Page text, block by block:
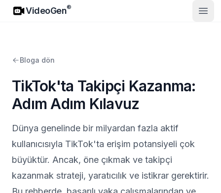
VideoGen
VideoGen®
Ana
Bloga dön
TikTok'ta Takipçi Kazanma:
Adım Adım Kılavuz
Dünya genelinde bir milyardan fazla aktif
kullanıcısıyla TikTok'ta erişim potansiyeli çok
büyüktür. Ancak, öne çıkmak ve takipçi
kazanmak strateji, yaratıcılık ve istikrar gerektirir.